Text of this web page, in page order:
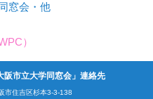
窓会・他
）
阪市立大学同窓会」連絡先
住吉区杉本3-3-138